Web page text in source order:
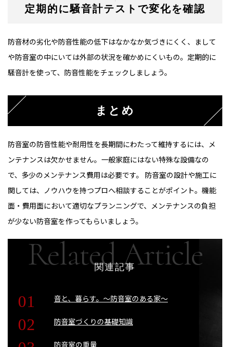
定期的に騒音計テストで変化を確認
防音材の劣化や防音性能の低下はなかなか気づきにくく、まして
や防音室の中にいては外部の状況を確かめにくいもの。定期的に
騒音計を使って、防音性能をチェックしましょう。
まとめ
防音室の防音性能や耐用性を長期間にわたって維持するには、メ
ンテナンスは欠かせません。一般家庭にはない特殊な設備なの
で、多少のメンテナンス費用は必要です。 防音室の設計や施工に
関しては、ノウハウを持つプロへ相談することがポイント。機能
面・費用面において適切なプランニングで、メンテナンスの負担
が少ない防音室を作ってもらいましょう。
関連記事
音と、暮らす。〜防音室のある家〜
防音室づくりの基礎知識
防音室の重量